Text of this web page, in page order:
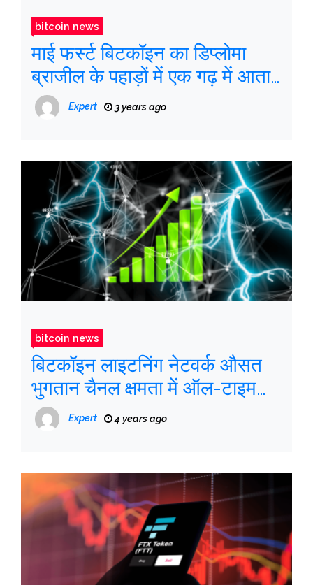
bitcoin news
माई फर्स्ट बिटकॉइन का डिप्लोमा
ब्राजील के पहाड़ों में एक गढ़ में आता
है
Expert 3 years ago
bitcoin news
बिटकॉइन लाइटनिंग नेटवर्क औसत
भुगतान चैनल क्षमता में ऑल-टाइम
हाई हिट करता है
Expert 4 years ago